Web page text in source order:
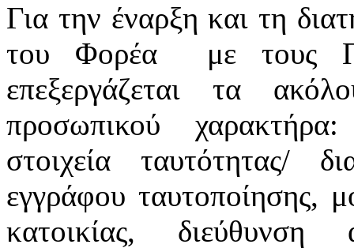
Για την έναρξη και τη
του Φορέα
με τους
επεξεργάζεται τα
προσωπικού
στοιχεία ταυτότητας/
εγγράφου ταυτοποίησης,
κατοικίας, διεύθυνση